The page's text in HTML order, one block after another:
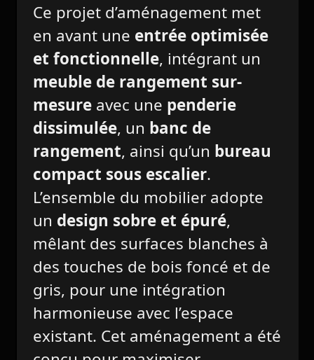
Ce projet d’aménagement met
en avant une entrée optimisée
et fonctionnelle, intégrant un
meuble de rangement sur-
mesureavec une penderie
dissimulée, un banc de
rangement, ainsi qu’un bureau
compact sous escalier.
L’ensemble du mobilier adopte
un design sobre et épuré,
mêlant des surfaces blanches à
des touches de bois foncé et de
gris, pour une intégration
harmonieuse avec l’espace
existant. Cet aménagement a été